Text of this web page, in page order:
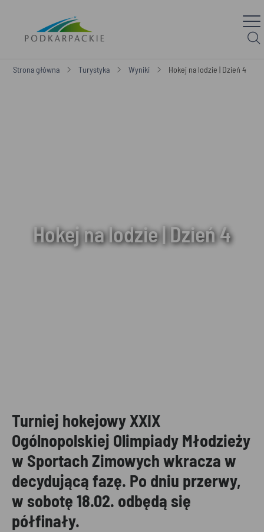
Strona główna Turystyka Wyniki Hokej na lodzie | Dzień 4
Hokej na lodzie | Dzień 4
Turniej hokejowy XXIX
Ogólnopolskiej Olimpiady Młodzieży
w Sportach Zimowych wkracza w
decydującą fazę. Po dniu przerwy,
w sobotę 18.02. odbędą się
półfinały.